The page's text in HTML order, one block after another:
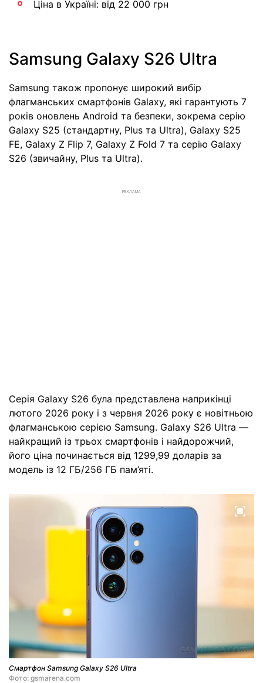
Ціна в Україні: від 22 000 грн
Samsung Galaxy S26 Ultra
Samsung також пропонує широкий вибір
флагманських смартфонів Galaxy, які гарантують 7
років оновлень Android та безпеки, зокрема серію
Galaxy S25 (стандартну, Plus та Ultra), Galaxy S25
FE, Galaxy Z Flip 7, Galaxy Z Fold 7 та серію Galaxy
S26 (звичайну, Plus та Ultra).
РЕКЛАМА
Серія Galaxy S26 була представлена наприкінці
лютого 2026 року і з червня 2026 року є новітньою
флагманською серією Samsung. Galaxy S26 Ultra —
найкращий із трьох смартфонів і найдорожчий,
його ціна починається від 1299,99 доларів за
модель із 12 ГБ/256 ГБ пам’яті.
Смартфон Samsung Galaxy S26 Ultra
Фото: gsmarena.com